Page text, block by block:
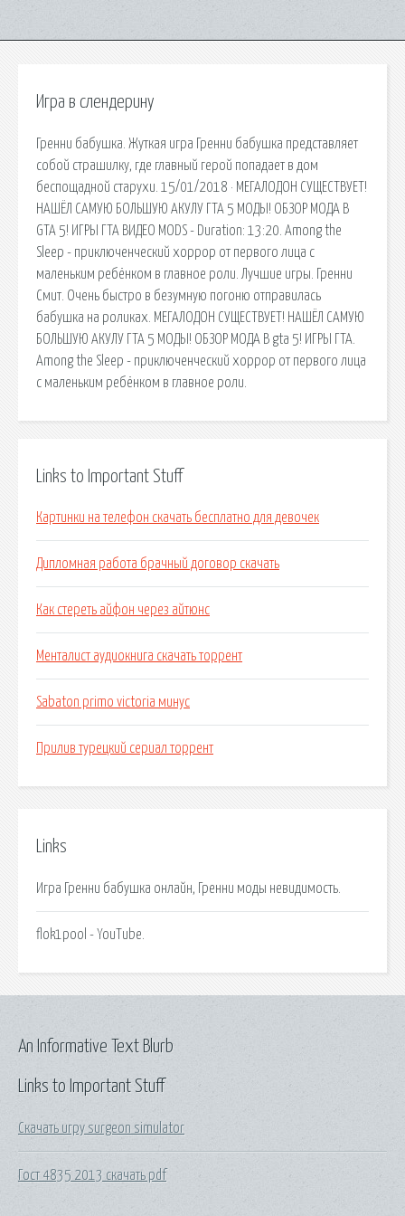
Игра в слендерину
Гренни бабушка. Жуткая игра Гренни бабушка представляет
собой страшилку, где главный герой попадает в дом
беспощадной старухи. 15/01/2018 · МЕГАЛОДОН СУЩЕСТВУЕТ!
НАШЁЛ САМУЮ БОЛЬШУЮ АКУЛУ ГТА 5 МОДЫ! ОБЗОР МОДА В
GTA 5! ИГРЫ ГТА ВИДЕО MODS - Duration: 13:20. Among the
Sleep - приключенческий хоррор от первого лица с
маленьким ребёнком в главное роли. Лучшие игры. Гренни
Смит. Очень быстро в безумную погоню отправилась
бабушка на роликах. МЕГАЛОДОН СУЩЕСТВУЕТ! НАШЁЛ САМУЮ
БОЛЬШУЮ АКУЛУ ГТА 5 МОДЫ! ОБЗОР МОДА В gta 5! ИГРЫ ГТА.
Among the Sleep - приключенческий хоррор от первого лица
с маленьким ребёнком в главное роли.
Links to Important Stuff
Картинки на телефон скачать бесплатно для девочек
Дипломная работа брачный договор скачать
Как стереть айфон через айтюнс
Менталист аудиокнига скачать торрент
Sabaton primo victoria минус
Прилив турецкий сериал торрент
Links
Игра Гренни бабушка онлайн, Гренни моды невидимость.
flok1pool - YouTube.
Links to Important Stuff
Скачать игру surgeon simulator
Гост 4835 2013 скачать pdf
An Informative Text Blurb